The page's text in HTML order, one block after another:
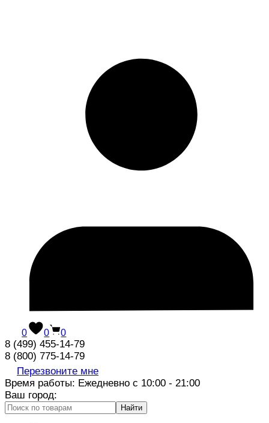
0 0 0
8 (499) 455-14-79
8 (800) 775-14-79
Перезвоните мне
Время работы: Ежедневно с 10:00 - 21:00
Ваш город:
Найти